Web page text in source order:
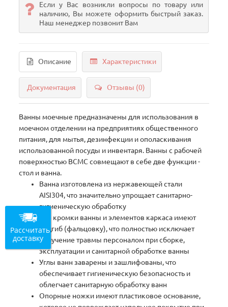
Если у Вас возникли вопросы по товару или
наличию, Вы можете оформить быстрый заказ.
Наш менеджер позвонит Вам
Описание Характеристики
Документация Отзывы (0)
Ванны моечные предназначены для использования в
моечном отделении на предприятиях общественного
питания, для мытья, дезинфекции и ополаскивания
использованной посуды и инвентаря. Ванны с рабочей
поверхностью ВСМС совмещают в себе две функции -
стол и ванна.
Ванна изготовлена из нержавеющей стали
AISI304, что значительно упрощает санитарно-
гигиеническую обработку
Все кромки ванны и элементов каркаса имеют
подгиб (фальцовку), что полностью исключает
получение травмы персоналом при сборке,
эксплуатации и санитарной обработке ванны
Углы ванн заварены и зашлифованы, что
обеспечивает гигиеническую безопасность и
облегчает санитарную обработку ванн
Опорные ножки имеют пластиковое основание,
Рассчитать
доставку